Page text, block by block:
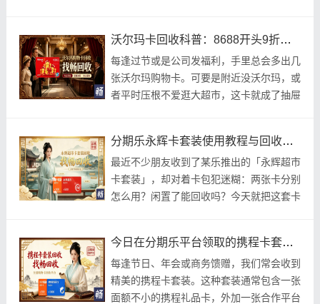
沃尔玛卡回收科普：8688开头9折，2326开头94折，推荐畅回收
每逢过节或是公司发福利，手里总会多出几
张沃尔玛购物卡。可要是附近没沃尔玛，或
者平时压根不爱逛大超市，这卡就成了抽屉
分期乐永辉卡套装使用教程与回收指南：实测2-5分钟极速到账，仅收永辉卡
最近不少朋友收到了某乐推出的「永辉超市
卡套装」，却对着卡包犯迷糊：两张卡分别
怎么用？闲置了能回收吗？今天就把这套卡
今日在分期乐平台领取的携程卡套装选择这家平台回收，不仅多赚3个点，还能保障自己的资金和卡券安全
每逢节日、年会或商务馈赠，我们常会收到
精美的携程卡套装。这种套装通常包含一张
面额不小的携程礼品卡，外加一张合作平台